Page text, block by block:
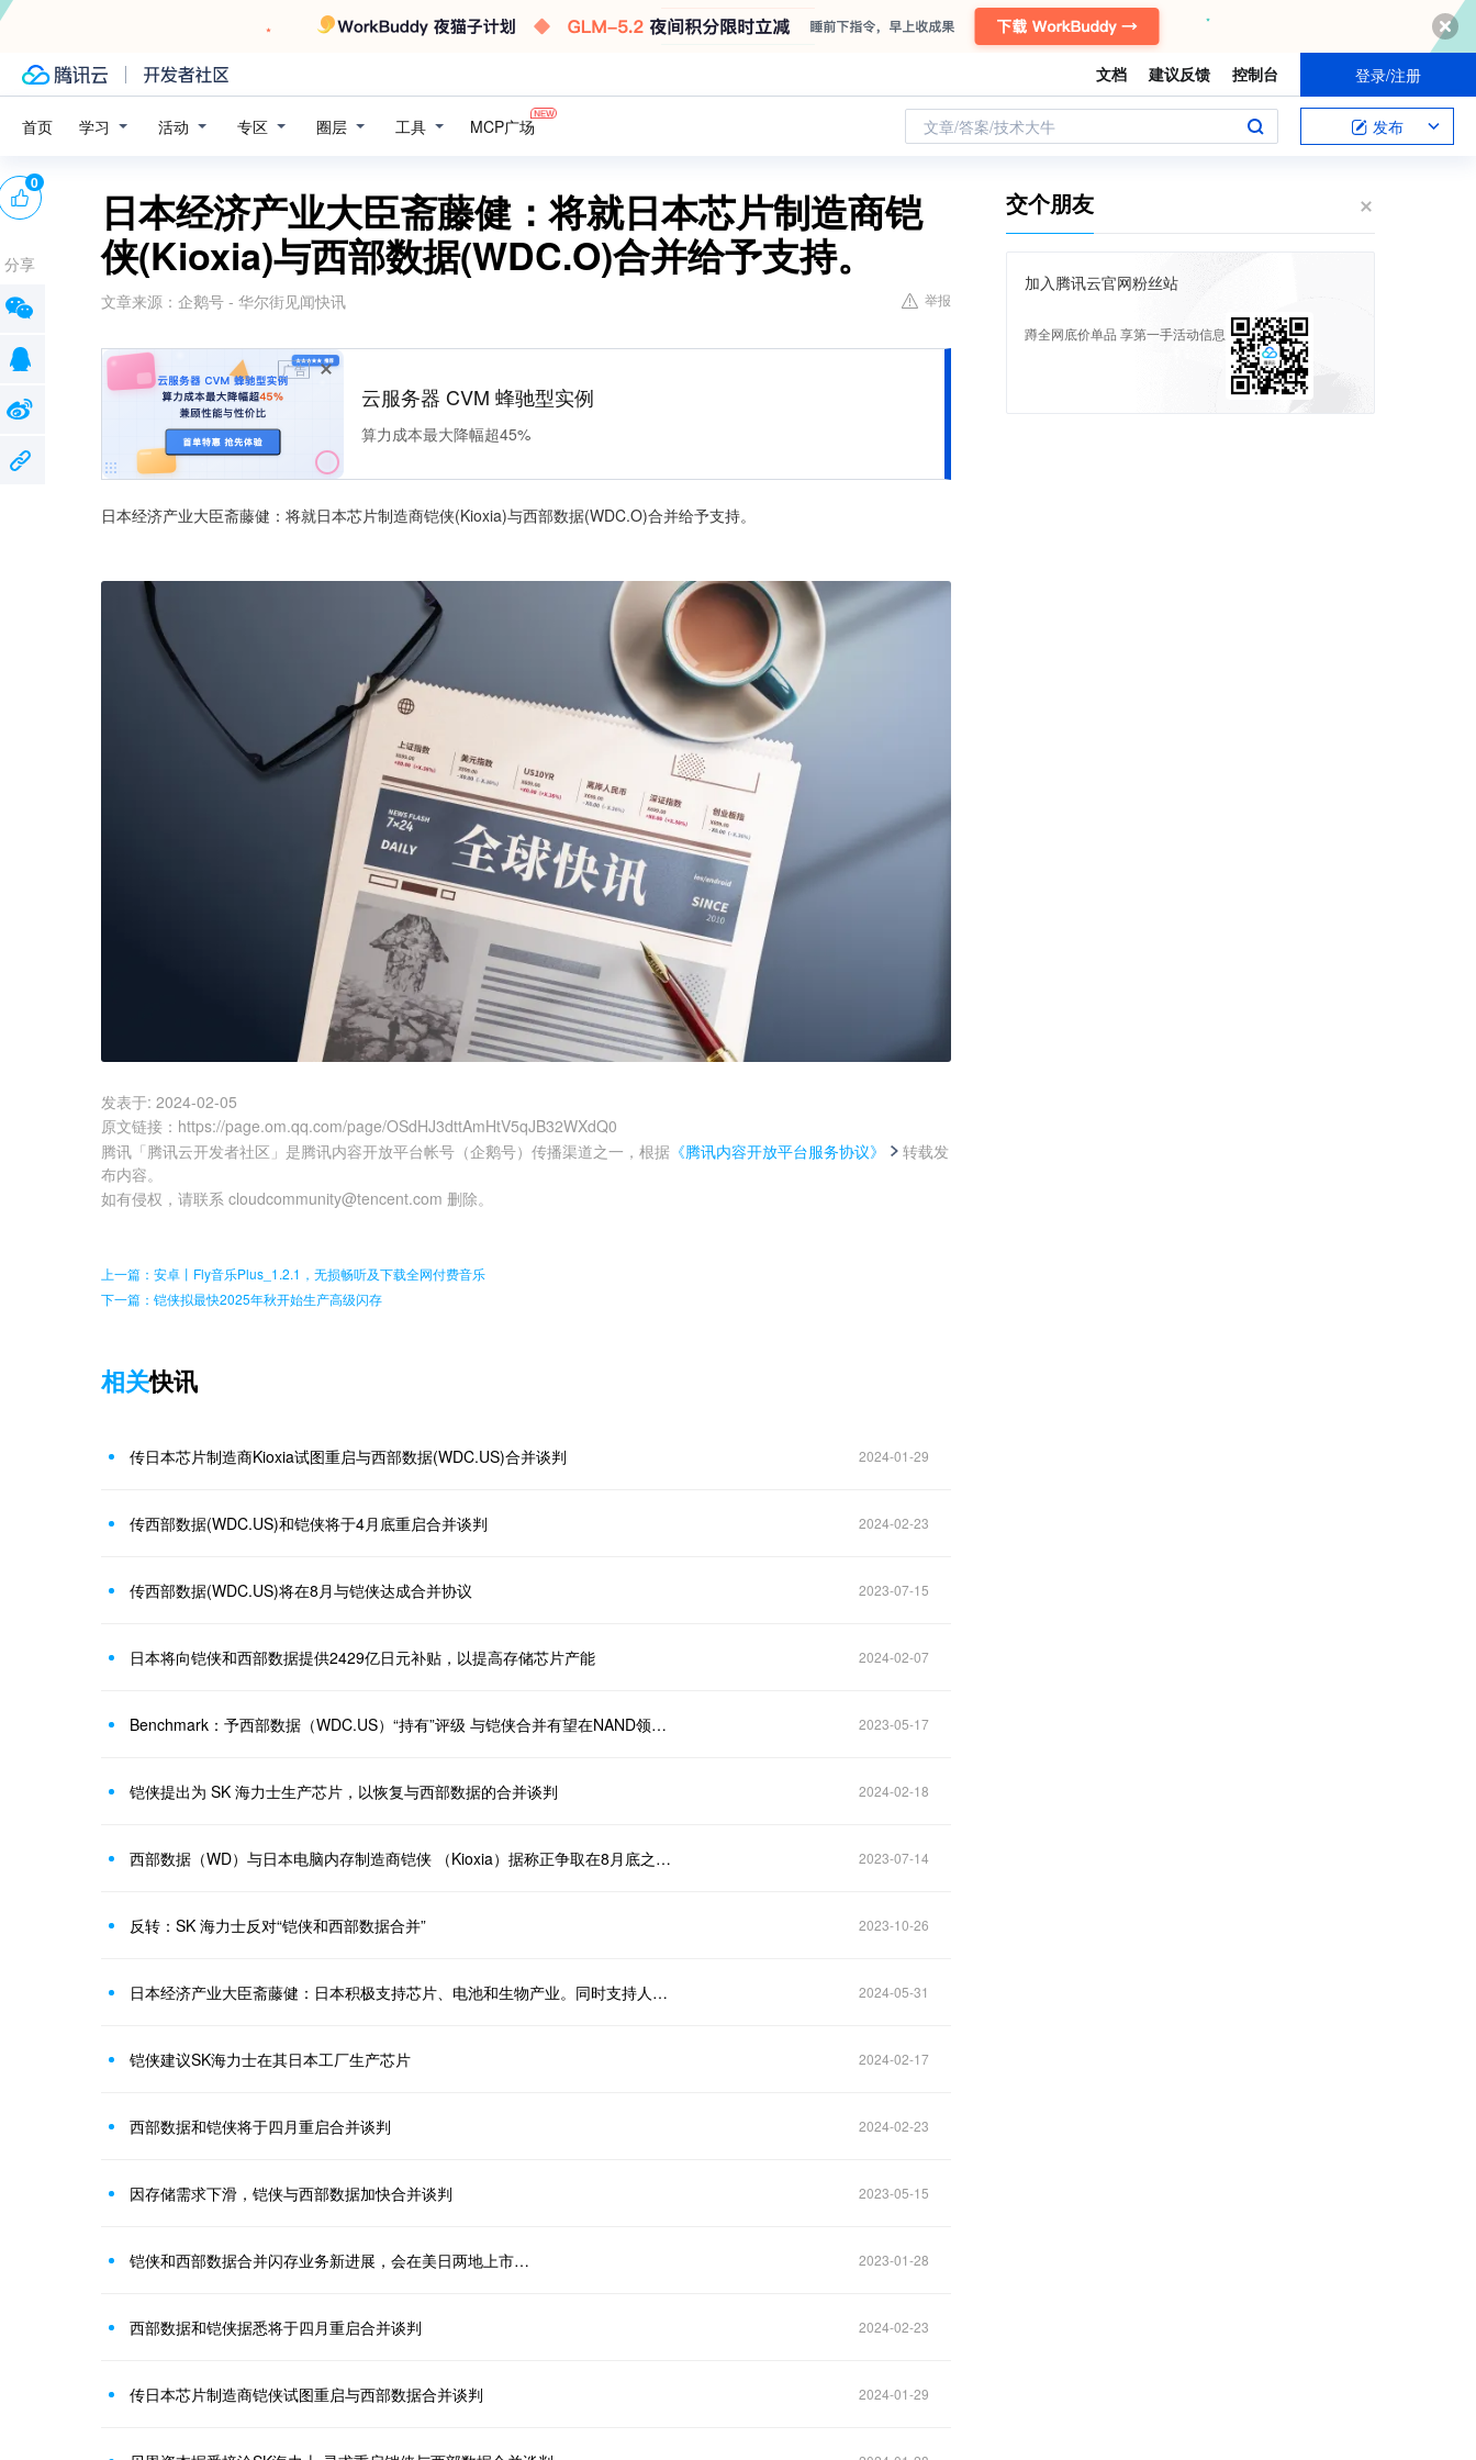
文档 建议反馈 控制台 登录/注册
首页 学习 活动 专区 圈层 工具 MCP广场 文章/答案/技术大牛 发布
日本经济产业大臣斋藤健：将就日本芯片制造商铠
侠(Kioxia)与西部数据(WDC.O)合并给予支持。
文章来源： 企鹅号 - 华尔街见闻快讯 举报
广告
云服务器 CVM 蜂驰型实例
算力成本最大降幅超45%
日本经济产业大臣斋藤健：将就日本芯片制造商铠侠(Kioxia)与西部数据(WDC.O)合并给予支持。
发表于: 2024-02-05
原文链接 ： https://page.om.qq.com/page/OSdHJ3dttAmHtV5qJB32WXdQ0
腾讯「腾讯云开发者社区」是腾讯内容开放平台帐号（企鹅号）传播渠道之一，根据 《腾讯内容开放平台服务协议》
转载发
布内容。
如有侵权，请联系 cloudcommunity@tencent.com 删除。
0
分享
上一篇：安卓丨Fly音乐Plus_1.2.1，无损畅听及下载全网付费音乐
下一篇：铠侠拟最快2025年秋开始生产高级闪存
相关快讯
传日本芯片制造商Kioxia试图重启与西部数据(WDC.US)合并谈判 2024-01-29
传西部数据(WDC.US)和铠侠将于4月底重启合并谈判 2024-02-23
传西部数据(WDC.US)将在8月与铠侠达成合并协议 2023-07-15
日本将向铠侠和西部数据提供2429亿日元补贴，以提高存储芯片产能 2024-02-07
Benchmark：予西部数据（WDC.US）“持有”评级 与铠侠合并有望在NAND领域挑战三星 2023-05-17
铠侠提出为 SK 海力士生产芯片，以恢复与西部数据的合并谈判 2024-02-18
西部数据（WD）与日本电脑内存制造商铠侠 （Kioxia）据称正争取在8月底之前达成合并协议。铠侠的大股东贝恩资本被传在将协议 2023-07-14
反转：SK 海力士反对“铠侠和西部数据合并” 2023-10-26
日本经济产业大臣斋藤健：日本积极支持芯片、电池和生物产业。同时支持人工智能发展和算力等。 2024-05-31
铠侠建议SK海力士在其日本工厂生产芯片 2024-02-17
西部数据和铠侠将于四月重启合并谈判 2024-02-23
因存储需求下滑，铠侠与西部数据加快合并谈判 2023-05-15
铠侠和西部数据合并闪存业务新进展，会在美日两地上市… 2023-01-28
西部数据和铠侠据悉将于四月重启合并谈判 2024-02-23
传日本芯片制造商铠侠试图重启与西部数据合并谈判 2024-01-29
交个朋友
加入腾讯云官网粉丝站
蹲全网底价单品 享第一手活动信息